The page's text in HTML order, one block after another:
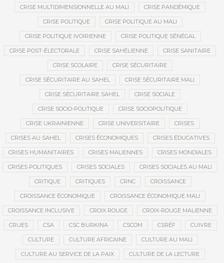
CRISE MULTIDIMENSIONNELLE AU MALI CRISE PANDÉMIQUE
CRISE POLITIQUE CRISE POLITIQUE AU MALI
CRISE POLITIQUE IVOIRIENNE CRISE POLITIQUE SÉNÉGAL
CRISE POST-ÉLECTORALE CRISE SAHÉLIENNE CRISE SANITAIRE
CRISE SCOLAIRE CRISE SÉCURITAIRE
CRISE SÉCURITAIRE AU SAHEL CRISE SÉCURITAIRE MALI
CRISE SÉCURITAIRE SAHEL CRISE SOCIALE
CRISE SOCIO-POLITIQUE CRISE SOCIOPOLITIQUE
CRISE UKRAINIENNE CRISE UNIVERSITAIRE CRISES
CRISES AU SAHEL CRISES ÉCONOMIQUES CRISES ÉDUCATIVES
CRISES HUMANITAIRES CRISES MALIENNES CRISES MONDIALES
CRISES POLITIQUES CRISES SOCIALES CRISES SOCIALES AU MALI
CRITIQUE CRITIQUES CRNC CROISSANCE
CROISSANCE ÉCONOMIQUE CROISSANCE ÉCONOMIQUE MALI
CROISSANCE INCLUSIVE CROIX ROUGE CROIX-ROUGE MALIENNE
CRUES CSA CSC BURKINA CSCOM CSRÉF CUIVRE
CULTURE CULTURE AFRICAINE CULTURE AU MALI
CULTURE AU SERVICE DE LA PAIX CULTURE DE LA LECTURE